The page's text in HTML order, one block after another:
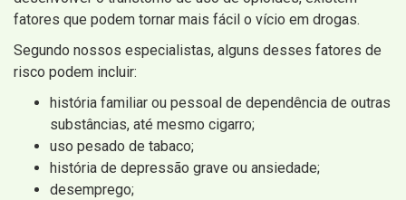
fatores que podem tornar mais fácil o vício em drogas.
Segundo nossos especialistas, alguns desses fatores de
risco podem incluir:
história familiar ou pessoal de dependência de outras
substâncias, até mesmo cigarro;
uso pesado de tabaco;
história de depressão grave ou ansiedade;
desemprego;